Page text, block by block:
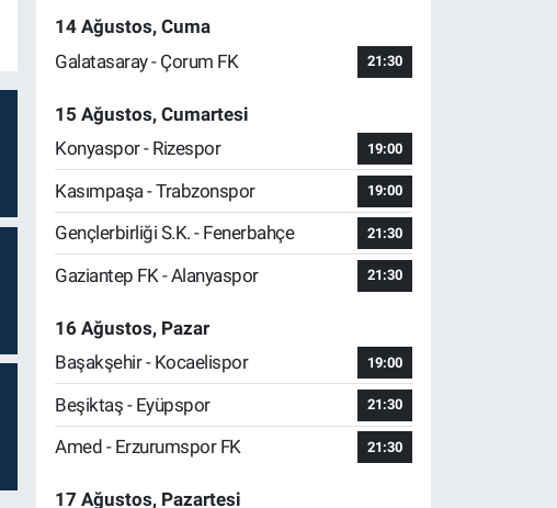
14 Ağustos, Cuma
Galatasaray - Çorum FK
21:30
15 Ağustos, Cumartesi
Konyaspor - Rizespor
19:00
Kasımpaşa - Trabzonspor 19:00
Gençlerbirliği S.K. - Fenerbahçe 21:30
Gaziantep FK - Alanyaspor 21:30
16 Ağustos, Pazar
Başakşehir - Kocaelispor
19:00
Beşiktaş - Eyüpspor 21:30
Amed - Erzurumspor FK 21:30
17 Ağustos, Pazartesi